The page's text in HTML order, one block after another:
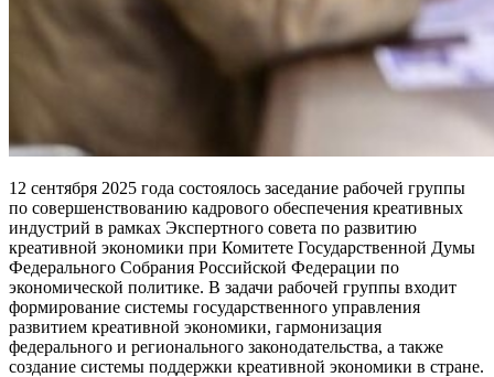
12 сентября 2025 года состоялось заседание рабочей группы
по совершенствованию кадрового обеспечения креативных
индустрий в рамках Экспертного совета по развитию
креативной экономики при Комитете Государственной Думы
Федерального Собрания Российской Федерации по
экономической политике. В задачи рабочей группы входит
формирование системы государственного управления
развитием креативной экономики, гармонизация
федерального и регионального законодательства, а также
создание системы поддержки креативной экономики в стране.